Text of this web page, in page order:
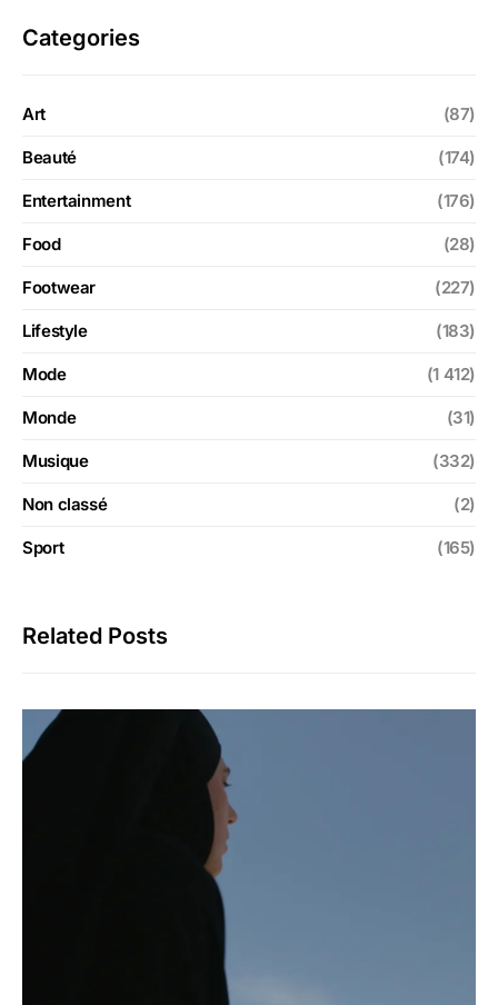
Categories
Art (87)
Beauté (174)
Entertainment (176)
Food (28)
Footwear (227)
Lifestyle (183)
Mode (1 412)
Monde (31)
Musique (332)
Non classé (2)
Sport (165)
Related Posts